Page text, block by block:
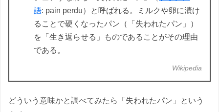
語: pain perdu）と呼ばれる。ミルクや卵に漬け
ることで硬くなったパン（「失われたパン」）
を「生き返らせる」ものであることがその理由
である。
Wikipedia
どういう意味かと調べてみたら「失われたパン」という